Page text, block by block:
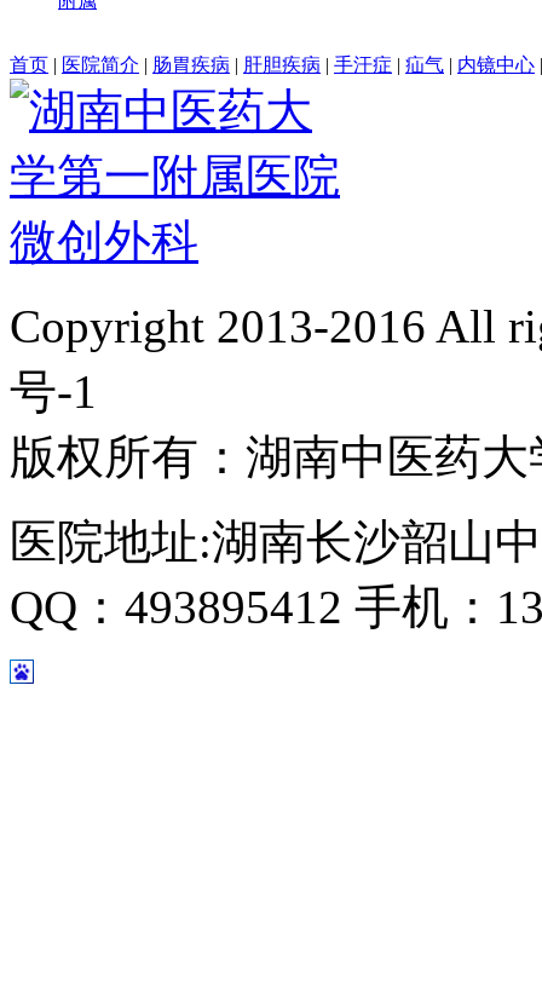
首页 | 医院简介 | 肠胃疾病 | 肝胆疾病 | 手汗症 | 疝气 | 内镜中心
Copyright 2013-2016 All
号-1
版权所有：湖南中医药
医院地址:湖南长沙韶山
QQ：493895412 手机：